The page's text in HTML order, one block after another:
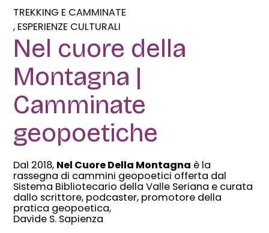
TREKKING E CAMMINATE
ESPERIENZE CULTURALI
Nel cuore della
Montagna |
Camminate
geopoetiche
Dal 2018, Nel Cuore Della Montagna è la
rassegna di cammini geopoetici offerta dal
Sistema Bibliotecario della Valle Seriana e curata
dallo scrittore, podcaster, promotore della
pratica geopoetica,
Davide S. Sapienza